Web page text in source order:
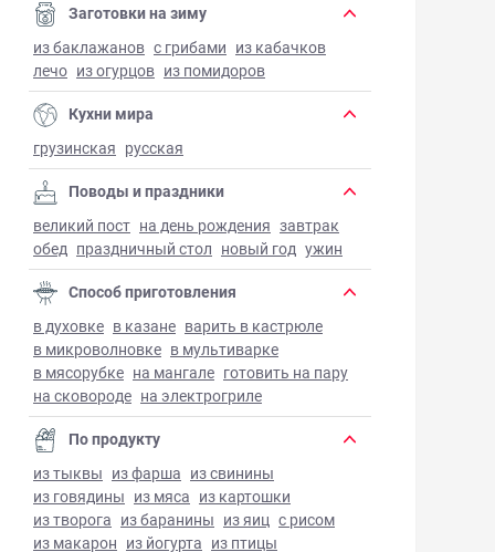
Заготовки на зиму
из баклажанов с грибами из кабачков
лечо из огурцов из помидоров
Кухни мира
грузинская русская
Поводы и праздники
великий пост на день рождения завтрак
обед праздничный стол новый год ужин
Способ приготовления
в духовке в казане варить в кастрюле
в микроволновке в мультиварке
в мясорубке на мангале готовить на пару
на сковороде на электрогриле
По продукту
из тыквы из фарша из свинины
из говядины из мяса из картошки
из творога из баранины из яиц с рисом
из макарон из йогурта из птицы